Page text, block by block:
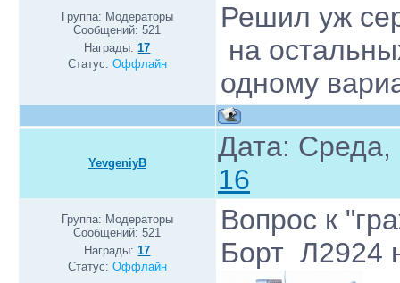
Группа: Модераторы
Сообщений:521
Награды:17
Статус: Оффлайн
Решил уж
на
одному
YevgeniyB
Дата:
16
Группа: Модераторы
Сообщений:521
Награды:17
Статус: Оффлайн
Вопрос к
Борт Л2924